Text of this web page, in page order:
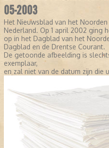
05-2003
Het Nieuwsblad van het
Nederland. Op 1 april 2002 ging
op in het Dagblad van het
Dagblad en de Drentse Courant.
De getoonde afbeelding is
exemplaar,
en zal niet van de datum zijn die